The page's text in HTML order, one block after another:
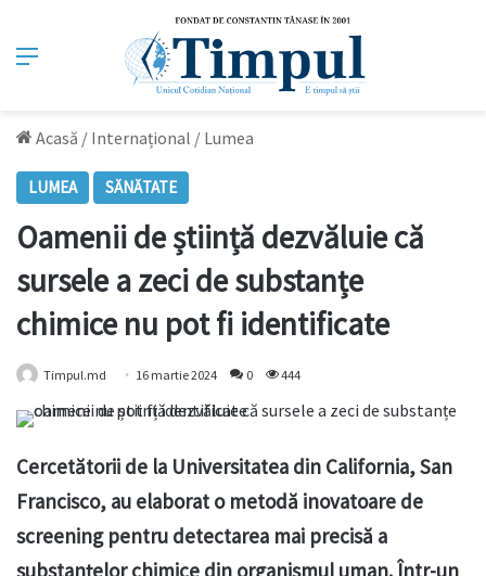
Meniu
Acasă / Internațional / Lumea
LUMEA SĂNĂTATE
Oamenii de știință dezvăluie că
sursele a zeci de substanțe
chimice nu pot fi identificate
Timpul.md 16 martie 2024 0 444
Cercetătorii de la Universitatea din California, San
Francisco, au elaborat o metodă inovatoare de
screening pentru detectarea mai precisă a